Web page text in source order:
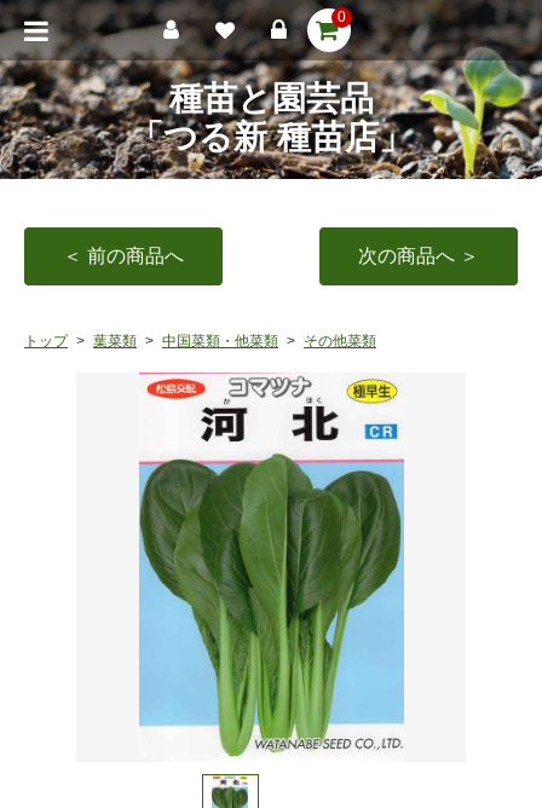
0
種苗と園芸品
「つる新 種苗店」
＜ 前の商品へ 次の商品へ ＞
トップ 葉菜類 中国菜類・他菜類 その他菜類